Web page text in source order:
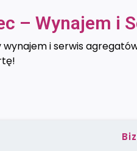
– Wynajem i
i serwis